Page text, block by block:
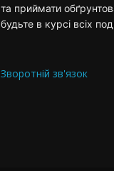
та приймати
будьте в курсі всіх
Зворотній зв'язок